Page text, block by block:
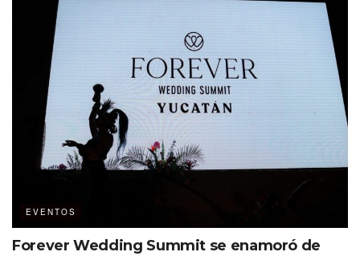
EVENTOS
Forever Wedding Summit se enamoró de